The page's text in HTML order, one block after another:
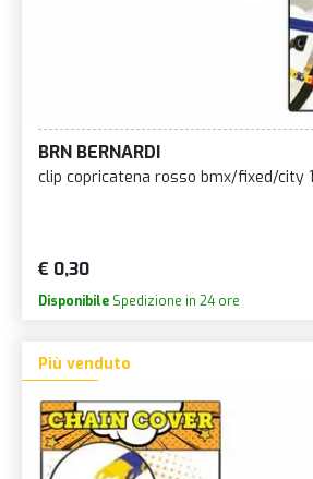
BRN BERNARDI
clip copricatena rosso bmx/fixed/city
€ 0,30
Disponibile Spedizione in 24 ore
Più venduto